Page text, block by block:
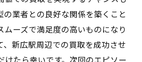
の業者との良好な関係を築くこと
ムーズで満足度の高いものになり
、新広駅周辺での買取を成功させ